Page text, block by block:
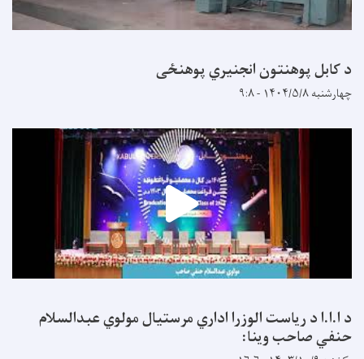
د کابل پوهنتون انجنیري پوهنځی
چهارشنبه ۱۴۰۴/۵/۸ - ۹:۸
د ا.ا.ا د ریاست الوزرا اداري مرستیال مولوي عبدالسلام
حنفي صاحب وینا: